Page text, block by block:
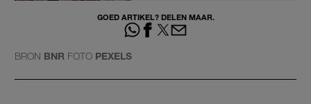
GOED ARTIKEL? DELEN MAAR.
BRON BNR FOTO PEXELS